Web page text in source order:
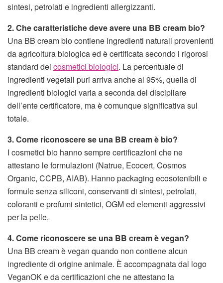
sintesi, petrolati e ingredienti allergizzanti.
2. Che caratteristiche deve avere una BB cream bio?
Una BB cream bio contiene ingredienti naturali provenienti
da agricoltura biologica ed è certificata secondo i rigorosi
standard dei cosmetici biologici. La percentuale di
ingredienti vegetali puri arriva anche al 95%, quella di
ingredienti biologici varia a seconda del discipliare
dell’ente certificatore, ma è comunque significativa sul
totale.
3. Come riconoscere se una BB cream è bio?
I cosmetici bio hanno sempre certificazioni che ne
attestano le formulazioni (Natrue, Ecocert, Cosmos
Organic, CCPB, AIAB). Hanno packaging ecosotenibili e
formule senza siliconi, conservanti di sintesi, petrolati,
coloranti e profumi sintetici, OGM ed elementi aggressivi
per la pelle.
4. Come riconoscere se una BB cream è vegan?
Una BB cream è vegan quando non contiene alcun
ingrediente di origine animale. È accompagnata dal logo
VeganOK e da certificazioni che ne attestano la